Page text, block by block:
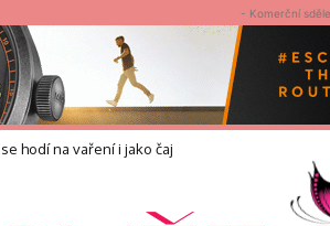
- Komerční
přináší?